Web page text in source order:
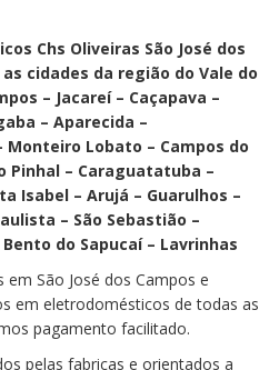
Chs Oliveiras São José dos
cidades da região do Vale do
– Jacareí – Caçapava –
– Aparecida –
Lobato – Campos do
Pinhal – Caraguatatuba –
Isabel – Arujá – Guarulhos –
– São Sebastião –
do Sapucaí – Lavrinhas
São José dos Campos e
em eletrodomésticos de todas as
pagamento facilitado.
pelas fabricas e orientados a